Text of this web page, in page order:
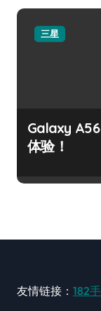
三星
Galaxy
体验！
友情链接： 182